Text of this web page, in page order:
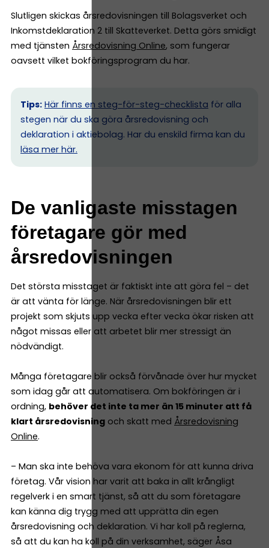
Slutligen skickas årsredovisningen till Bolagsverket och
Inkomstdeklaration 2 till Skatteverket. Detta görs smidigt
med tjänsten Årsredovisning Online, som fungerar
oavsett vilket bokföringsprogram du har.
Tips: Här finns en steg-för-steg-checklista för alla
stegen när du ska göra årsredovisning och
deklaration i aktiebolag. Har du enskild firma kan du
läsa mer här.
De vanligaste misstagen
företagare gör med
årsredovisningen
Det största misstaget är faktiskt inte att göra fel – det
är att vänta för länge. När årsredovisningen blir ett
projekt som skjuts upp vecka efter vecka ökar risken att
något missas eller att arbetet blir mer stressigt än
nödvändigt.
Många företagare blir också förvånade över hur mycket
som idag går att automatisera. Om bokföringen är i
ordning, behöver det inte ta mer än 15 minuter att få
klart årsredovisning och skatt med Årsredovisning
Online.
– Man ska inte behöva vara ekonom för att kunna driva
företag. Vår vision har varit att baka in allt krångligt
regelverk i en smart tjänst, så att du som företagare
kan känna dig trygg med att upprätta din egen
årsredovisning och deklaration. Vi har koll på reglerna,
så att du kan ha koll på din verksamhet, säger Åsa